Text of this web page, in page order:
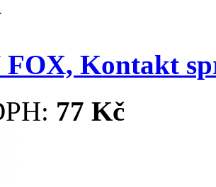
Kontakt
77 Kč